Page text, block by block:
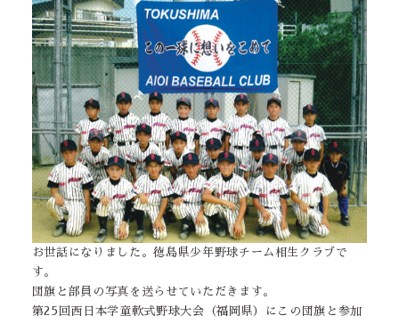
お世話になりました。徳島県少年野球チーム相生クラブで
す。
団旗と部員の写真を送らせていただきます。
第25回西日本学童軟式野球大会（福岡県）にこの団旗と参加